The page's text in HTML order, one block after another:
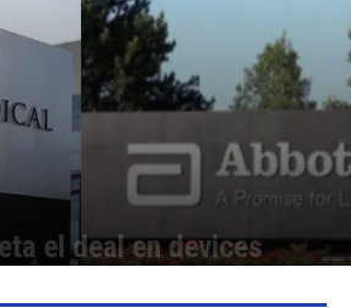
el deal en devices